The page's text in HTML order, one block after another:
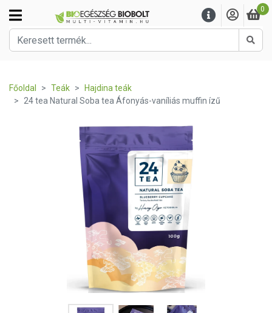
0
Főoldal Teák
Hajdina teák
24 tea Natural Soba tea Áfonyás-vaníliás muffin ízű